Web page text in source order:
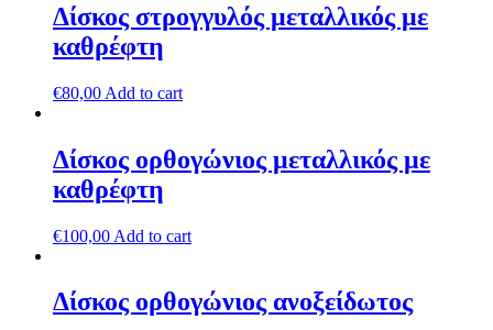
Δίσκος στρογγυλός μεταλλικός με
καθρέφτη
€80,00 Add to cart
Δίσκος ορθογώνιος μεταλλικός με
καθρέφτη
€100,00 Add to cart
Δίσκος ορθογώνιος ανοξείδωτος